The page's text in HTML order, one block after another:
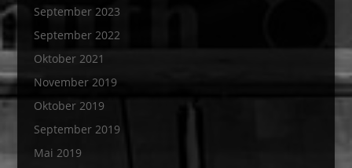
September 2023
September 2022
Oktober 2021
November 2019
Oktober 2019
September 2019
Mai 2019